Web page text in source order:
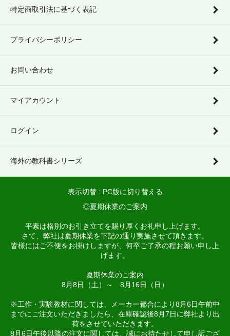
特定商取引法に基づく表記
プライバシーポリシー
お問い合わせ
マイアカウント
ログイン
海外の教科書シリーズ
表示切替 : PC版に切り替える
◎夏期休業のご案内
平素は格別のお引き立てを賜り厚くお礼申し上げます。
さて、弊社は夏期休業を下記の通り実施させて頂きます。
皆様にはご不便をお掛けしますが、何卒ご了承の程お願い申し上
げます。
夏期休業のご案内
8月8日（土）～ 8月16日（日）
※工作・実験教材に関しては、メーカー都合により8月6日午前中
までにご注文いただきましたら、在庫確認後8月7日に弊社より出
荷をさせていただきます。
8月6日午後以降の注文に関しては、誠にお待たせして申し訳ござ